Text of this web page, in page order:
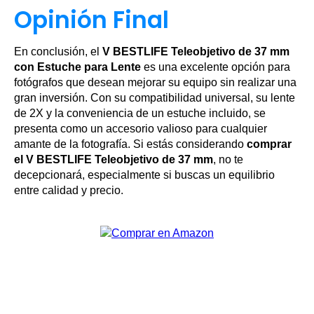
Opinión Final
En conclusión, el V BESTLIFE Teleobjetivo de 37 mm
con Estuche para Lente es una excelente opción para
fotógrafos que desean mejorar su equipo sin realizar una
gran inversión. Con su compatibilidad universal, su lente
de 2X y la conveniencia de un estuche incluido, se
presenta como un accesorio valioso para cualquier
amante de la fotografía. Si estás considerando comprar
el V BESTLIFE Teleobjetivo de 37 mm, no te
decepcionará, especialmente si buscas un equilibrio
entre calidad y precio.